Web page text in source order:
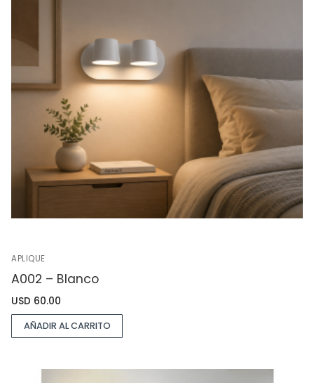
APLIQUE
A002 – Blanco
USD 60.00
AÑADIR AL CARRITO